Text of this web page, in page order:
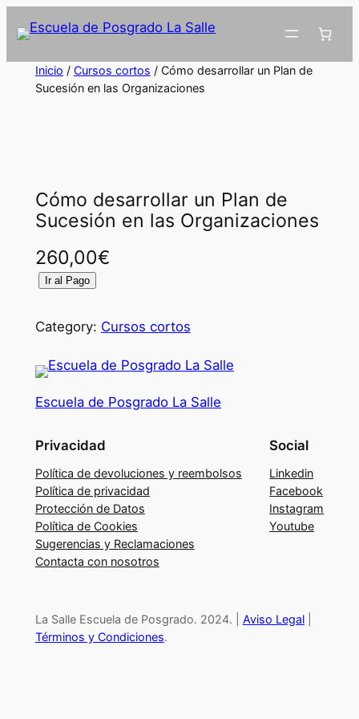
Inicio / Cursos cortos / Cómo desarrollar un Plan de
Sucesión en las Organizaciones
Cómo desarrollar un Plan de
Sucesión en las Organizaciones
260,00€
m
d
s
r
r
o
l
l
a
n
P
Ir al Pago
Category: Cursos cortos
Escuela de Posgrado La Salle
Privacidad
Política de devoluciones y reembolsos
Política de privacidad
Protección de Datos
Política de Cookies
Sugerencias y Reclamaciones
Contacta con nosotros
Social
Linkedin
Facebook
Instagram
Youtube
La Salle Escuela de Posgrado. 2024. | Aviso Legal|
Términos y Condiciones.